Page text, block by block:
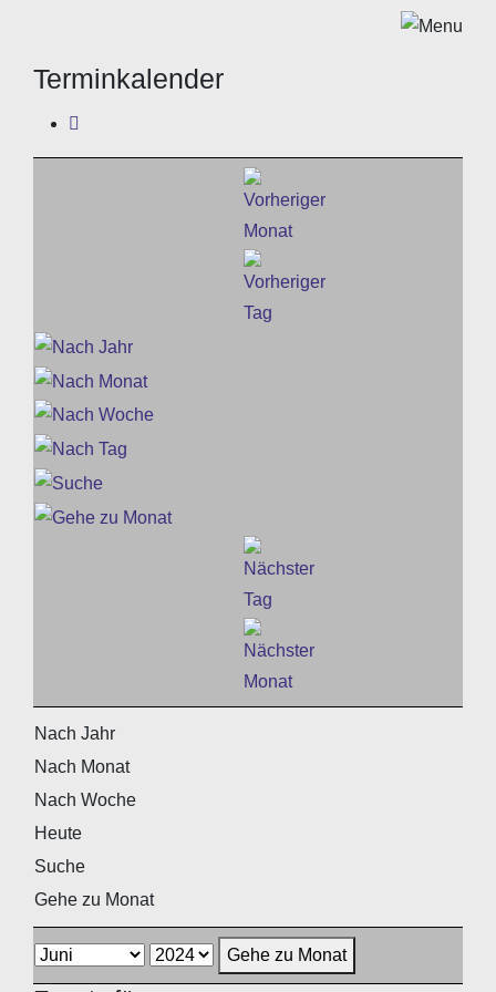
Terminkalender
Nach Jahr
Nach Monat
Nach Woche
Heute
Suche
Gehe zu Monat
Gehe zu Monat